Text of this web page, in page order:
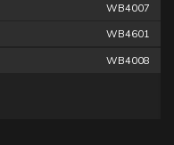
WB4007
WB4601
WB4008